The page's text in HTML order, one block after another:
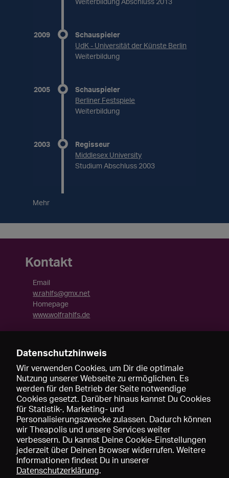
2009
Schauspieler
UdK - Universität der Künste Berlin
Weiterbildung
2005
Schauspieler
Berliner Festspiele
Weiterbildung
2003
Regisseur
Middlesex University
Studium Abschluss 2003
Mehr
Kontakt
Email
w.rahlfs@gmx.net
Homepage
www.wolfrahlfs.de
e-rahlfs
Datenschutzhinweis
Wir verwenden Cookies, um Dir die optimale
Nutzung unserer Webseite zu ermöglichen. Es
werden für den Betrieb der Seite notwendige
Cookies gesetzt. Darüber hinaus kannst Du Cookies
für Statistik-, Marketing- und
Personalisierungszwecke zulassen. Dadurch können
wir Theapolis und unsere Services weiter
verbessern. Du kannst Deine Cookie-Einstellungen
jederzeit über Deinen Browser widerrufen. Weitere
Informationen findest Du in unserer
Datenschutzerklärung.